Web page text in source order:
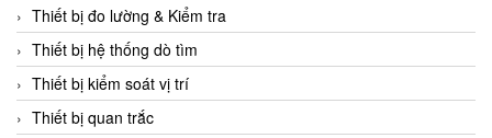
Thiết bị đo lường & Kiểm tra
Thiết bị hệ thống dò tìm
Thiết bị kiểm soát vị trí
Thiết bị quan trắc